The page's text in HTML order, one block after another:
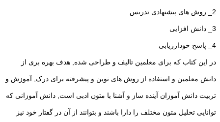
2_ روش های پیشنهادی تدریس
3_ دانش افزایی
4_ پاسخ خودارزیابی
در این کتاب که برای معلمین تالیف و طراحی شده, هدف بهره بری از
دانش معلمین و استفاده از روش های نوین و پیشرفته برای درک, آموزش و
تربیت دانش آموزان آینده ساز و آشنا با متون ادبی است, دانش آموزانی که
توانایی تحلیل متون مختلف را دارا باشند و بتوانند از آن در گفتار خود نیز